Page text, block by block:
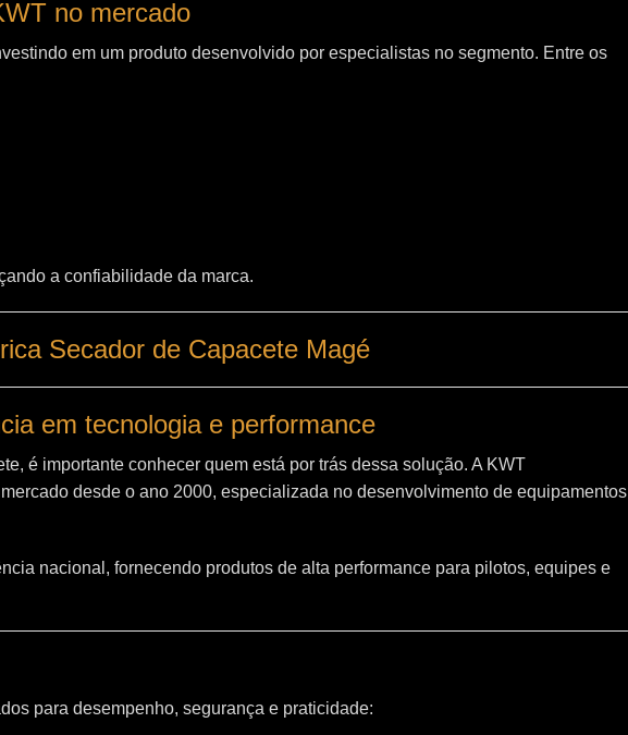
no mercado
em um produto desenvolvido por especialistas no segmento. Entre os
a confiabilidade da marca.
Secador de Capacete Magé
em tecnologia e performance
é importante conhecer quem está por trás dessa solução. A KWT
desde o ano 2000, especializada no desenvolvimento de equipamentos
nacional, fornecendo produtos de alta performance para pilotos, equipes e
para desempenho, segurança e praticidade: